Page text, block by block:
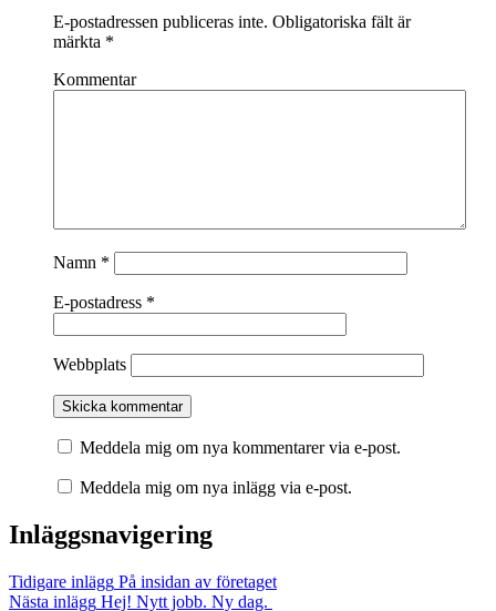
E-postadressen publiceras inte. Obligatoriska fält är
märkta *
Kommentar
Namn *
E-postadress *
Webbplats
Meddela mig om nya kommentarer via e-post.
Meddela mig om nya inlägg via e-post.
Inläggsnavigering
Tidigare inlägg På insidan av företaget
Nästa inlägg Hej! Nytt jobb. Ny dag.